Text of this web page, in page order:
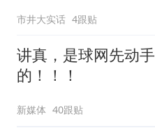
祖庙
市井大实话 4跟贴
讲真，是球网先动手
的！！！
新媒体 40跟贴